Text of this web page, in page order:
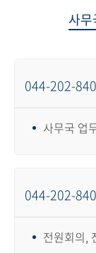
사무
044-202-
사무국 업
044-202-
전원회의,